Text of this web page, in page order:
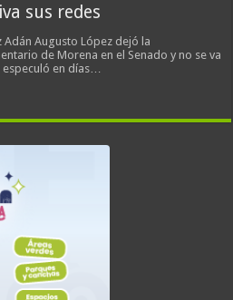
sus redes
Adán Augusto López dejó la
de Morena en el Senado y no se va
especuló en días…